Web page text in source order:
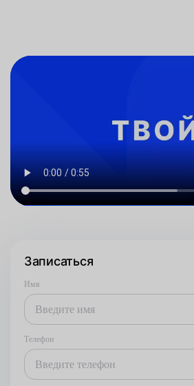
Записаться
Имя
Телефон